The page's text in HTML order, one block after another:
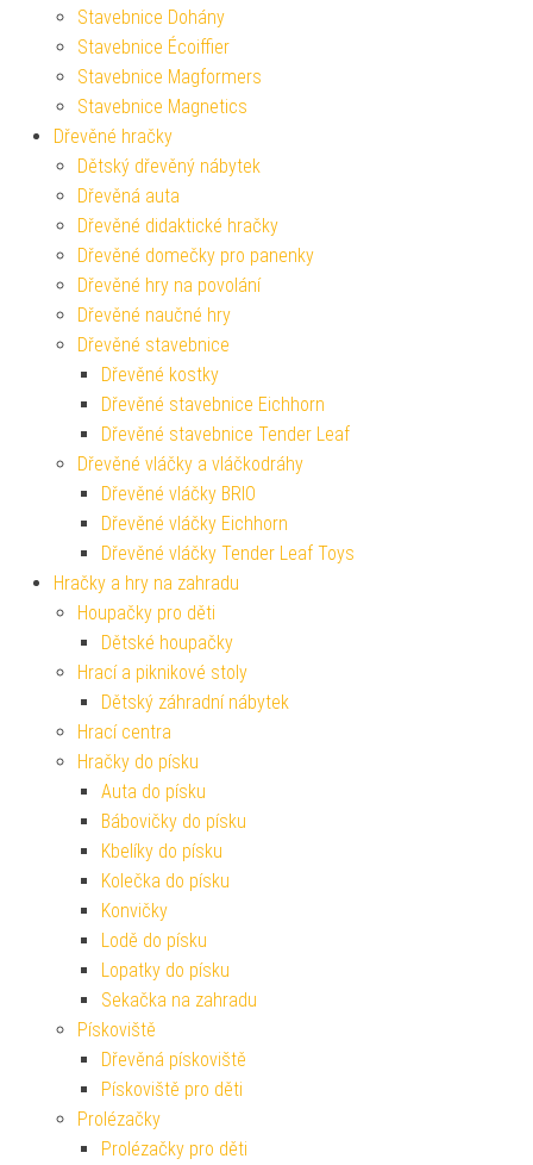
Stavebnice Dohány
Stavebnice Écoiffier
Stavebnice Magformers
Stavebnice Magnetics
Dřevěné hračky
Dětský dřevěný nábytek
Dřevěná auta
Dřevěné didaktické hračky
Dřevěné domečky pro panenky
Dřevěné hry na povolání
Dřevěné naučné hry
Dřevěné stavebnice
Dřevěné kostky
Dřevěné stavebnice Eichhorn
Dřevěné stavebnice Tender Leaf
Dřevěné vláčky a vláčkodráhy
Dřevěné vláčky BRIO
Dřevěné vláčky Eichhorn
Dřevěné vláčky Tender Leaf Toys
Hračky a hry na zahradu
Houpačky pro děti
Dětské houpačky
Hrací a piknikové stoly
Dětský záhradní nábytek
Hrací centra
Hračky do písku
Auta do písku
Bábovičky do písku
Kbelíky do písku
Kolečka do písku
Konvičky
Lodě do písku
Lopatky do písku
Sekačka na zahradu
Pískoviště
Dřevěná pískoviště
Pískoviště pro děti
Prolézačky
Prolézačky pro děti